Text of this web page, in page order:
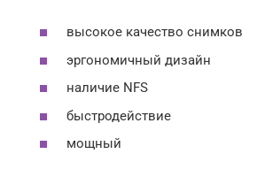
высокое качество снимков
эргономичный дизайн
наличие NFS
быстродействие
мощный